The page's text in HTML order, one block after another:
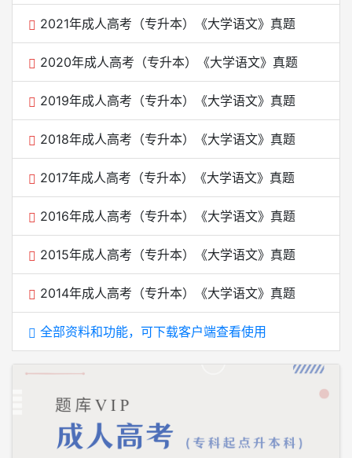
2021年成人高考（专升本）《大学语文》真题
2020年成人高考（专升本）《大学语文》真题
2019年成人高考（专升本）《大学语文》真题
2018年成人高考（专升本）《大学语文》真题
2017年成人高考（专升本）《大学语文》真题
2016年成人高考（专升本）《大学语文》真题
2015年成人高考（专升本）《大学语文》真题
2014年成人高考（专升本）《大学语文》真题
全部资料和功能，可下载客户端查看使用